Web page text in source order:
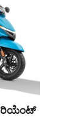
ವೆರಿಯೆಂಟ್